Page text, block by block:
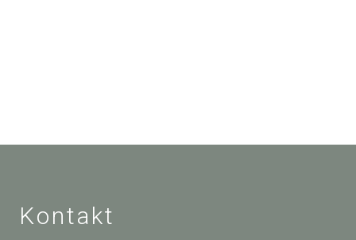
Kontakt